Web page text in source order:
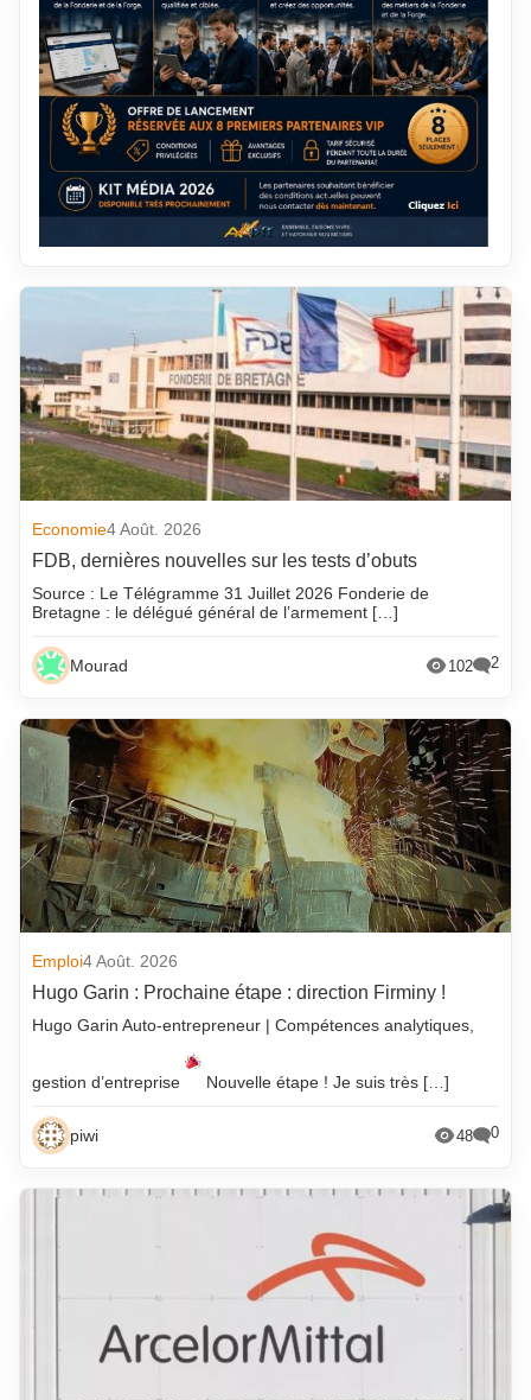
Economie4 Août. 2026
FDB, dernières nouvelles sur les tests d’obuts
Source : Le Télégramme 31 Juillet 2026 Fonderie de
Bretagne : le délégué général de l’armement […]
Mourad 102 2
Emploi4 Août. 2026
Hugo Garin : Prochaine étape : direction Firminy !
Hugo Garin Auto-entrepreneur | Compétences analytiques,
gestion d’entreprise Nouvelle étape ! Je suis très […]
piwi 48 0